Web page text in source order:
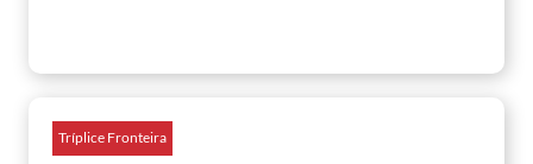
Tríplice Fronteira